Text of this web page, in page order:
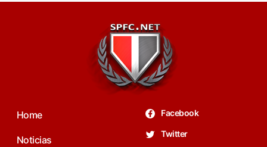
Home
Noticias
Facebook
Twitter